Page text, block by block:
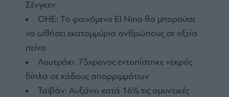
Σένγκεν
ΟΗΕ: Το φαινόμενο El Nino θα μπορούσε
να ωθήσει εκατομμύρια ανθρώπους σε οξεία
πείνα
Λουτράκι: 75χρονος εντοπίστηκε νεκρός
δίπλα σε κάδους απορριμμάτων
Ταϊβάν: Αυξάνει κατά 16% τις αμυντικές